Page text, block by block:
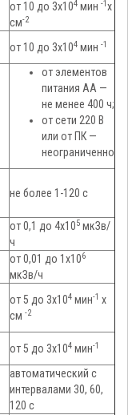
от 10 до 3х104 мин -1 х
см-2
от 10 до 3х104 мин -1
от элементов
питания АА —
не менее 400 ч;
от сети 220 В
или от ПК —
неограниченно
не более 1-120 с
от 0,1 до 4х105 мкЗв/
ч
от 0,01 до 1х106
мкЗв/ч
от 5 до 3х104 мин-1 х
см -2
от 5 до 3х104 мин-1
автоматический с
интервалами 30, 60,
120 с